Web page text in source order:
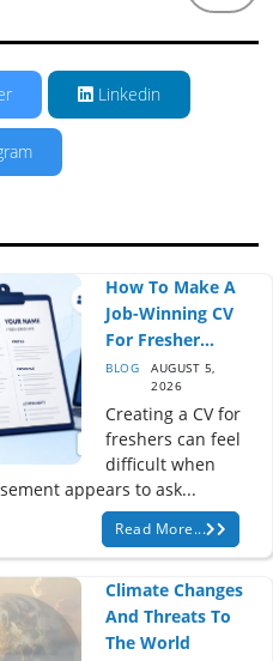
Linkedin
How To Make A
Job-Winning CV
For Fresher...
BLOG
AUGUST 5,
2026
Creating a CV for
freshers can feel
difficult when
appears to ask...
Read More...
Climate Changes
And Threats To
The World